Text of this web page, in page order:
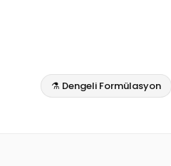
⚗️ Dengeli Formülasyon